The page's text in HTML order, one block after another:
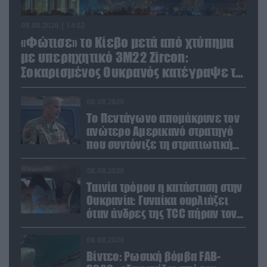
«Φώτισε» το Κίεβο μετά από χτύπημα
με υπερηχητικό 3M22 Zircon:
Σοκαρισμένος Ουκρανός κατέγραψε τη
στιγμή (βίντεο)
Το Πεντάγωνο απομάκρυνε τον
ανώτερο Αμερικανό στρατηγό
που συντόνιζε τη στρατιωτική
βοήθεια προς την Ουκρανία
Ταινία τρόμου η κατάσταση στην
Ουκρανία: Γυναίκα ουρλιάζει
όταν άνδρες της TCC πήραν τον
σύντροφό της (βίντεο)
Βίντεο: Ρωσική βόμβα FAB-